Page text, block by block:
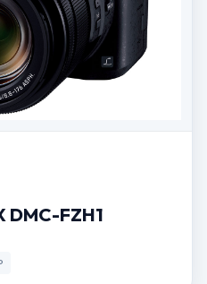
DMC-FZH1